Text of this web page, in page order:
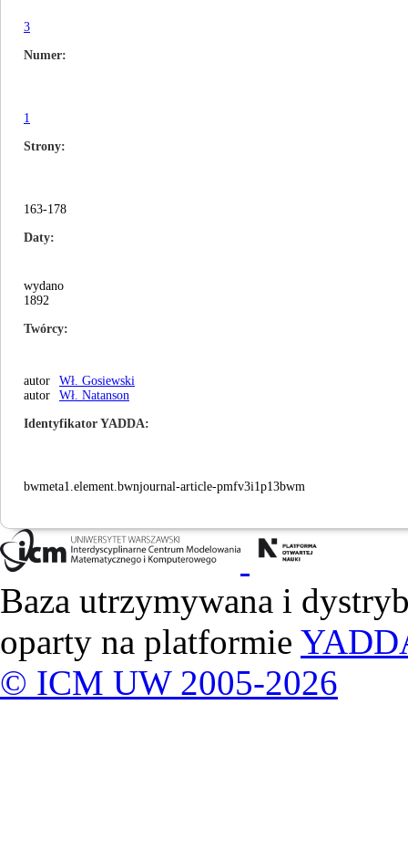
3
Numer
1
Strony
163-178
Daty
wydano
1892
Twórcy
autor
Wł. Gosiewski
autor
Wł. Natanson
Identyfikator YADDA
bwmeta1.element.bwnjournal-article-pmfv3i1p13bwm
Baza utrzymywana i
oparty na platformie
© ICM UW 2005-2026